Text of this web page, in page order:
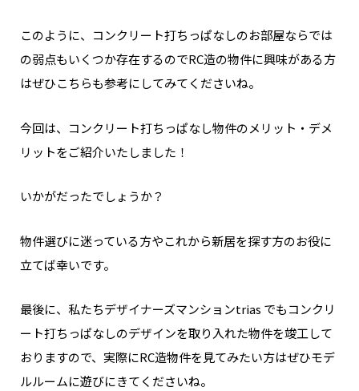
このように、コンクリート打ちっぱなしのお部屋ならでは
の弱点もいくつか存在するのでRC造の物件に興味がある方
はぜひこちらも参考にしてみてくださいね。
今回は、コンクリート打ちっぱなし物件のメリット・デメ
リットをご紹介いたしました！
いかがだったでしょうか？
物件選びに迷っている方やこれから新居を探す方のお役に
立てば幸いです。
最後に、私たちデザイナーズマンションtrias でもコンクリ
ート打ちっぱなしのデザインを取り入れた物件を竣工して
おりますので、実際にRC造物件を見てみたい方はぜひモデ
ルルームに遊びにきてくださいね。